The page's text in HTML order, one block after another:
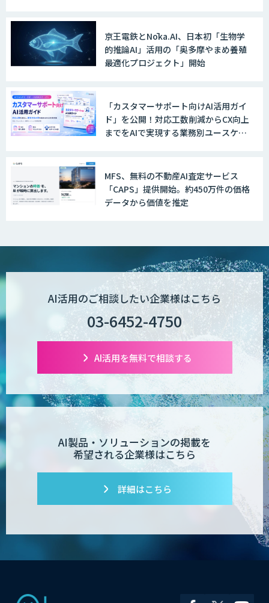
MAISTER™
収益最大化モデル
PriceRobo
京王電鉄とNōka.AI、日本初「生物学
的推論AI」活用の「奥多摩やまめ養殖
最適化プロジェクト」開始
「カスタマーサポート向けAI活用ガイ
ド」を公開！対応工数削減からCX向上
までをAIで実現する業務別ユースケー
MFS、無料の不動産AI査定サービス
「CAPS」提供開始。約450万件の価格
データから価値を推定
AI活用のご相談したい企業様はこちら
03-6452-4750
AI活用を無料で相談する
AI製品・ソリューションの掲載を
希望される企業様はこちら
詳細はこちら